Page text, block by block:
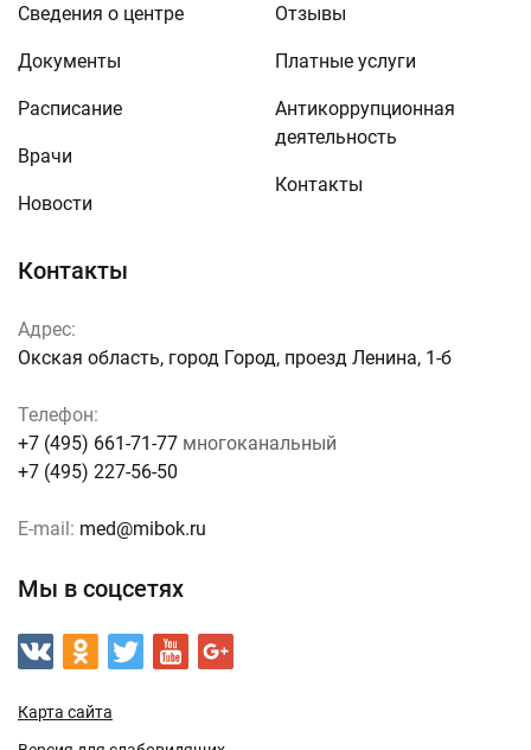
Контакты
Адрес:
Окская область, город Город, проезд Ленина, 1-б
Телефон:
+7 (495) 661-71-77 многоканальный
+7 (495) 227-56-50
E-mail: med@mibok.ru
Мы в соцсетях
Карта сайта
Сведения о центре
Документы
Расписание
Врачи
Новости
Отзывы
Платные услуги
Антикоррупционная
деятельность
Контакты